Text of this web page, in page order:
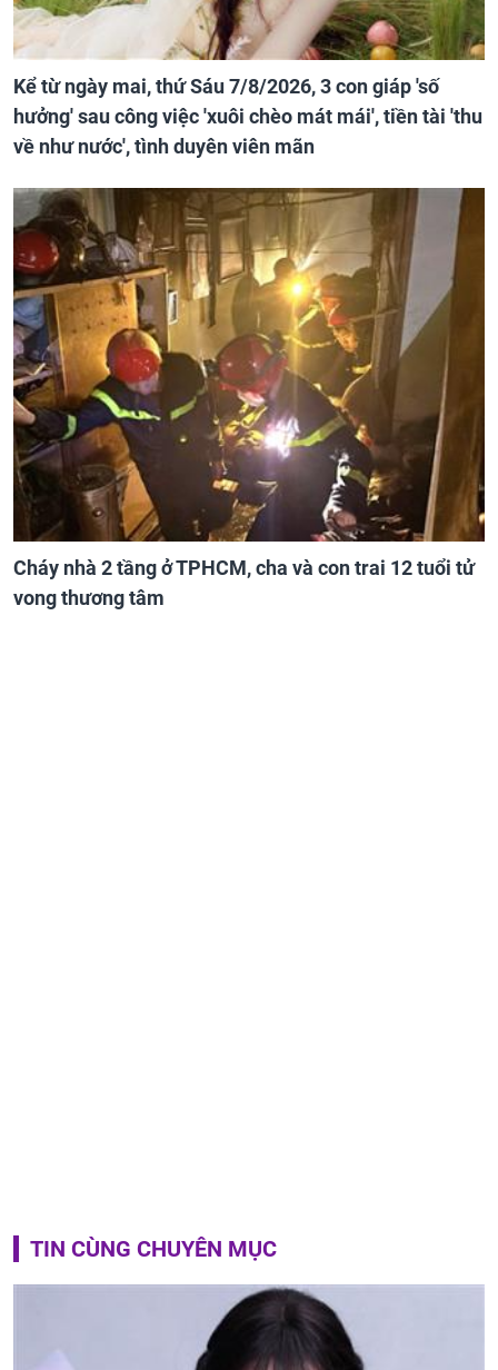
Kể từ ngày mai, thứ Sáu 7/8/2026, 3 con giáp 'số
hưởng' sau công việc 'xuôi chèo mát mái', tiền tài 'thu
về như nước', tình duyên viên mãn
Cháy nhà 2 tầng ở TPHCM, cha và con trai 12 tuổi tử
vong thương tâm
TIN CÙNG CHUYÊN MỤC